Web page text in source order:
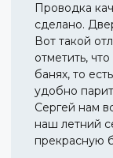
Проводка
сделано.
Вот такой
отметить,
банях, то
удобно
Сергей нам
наш летний
прекрасную